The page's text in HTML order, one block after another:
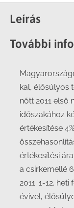
Facebook
X
Leírás
További
kal, élősúlyos
nőtt 2011 első
időszakához
értékesítése
értékesítési
a csirkemellé
2011. 1-12.
évivel,